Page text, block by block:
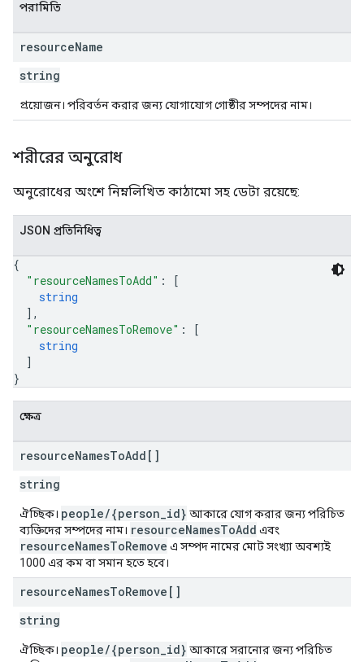
পরামিতি
resourceName
string
প্রয়োজন। পরিবর্তন করার জন্য যোগাযোগ গোষ্ঠীর সম্পদের নাম।
শরীরের অনুরোধ
অনুরোধের অংশে নিম্নলিখিত কাঠামো সহ ডেটা রয়েছে:
JSON প্রতিনিধিত্ব
{
"resourceNamesToAdd" :
[
string
] ,
"resourceNamesToRemove" :
[
string
]
}
ক্ষেত্র
resourceNamesToAdd[]
string
ঐচ্ছিক। people/{person_id} আকারে যোগ করার জন্য পরিচিত
ব্যক্তিদের সম্পদের নাম। resourceNamesToAdd এবং
resourceNamesToRemove এ সম্পদ নামের মোট সংখ্যা অবশ্যই
1000 এর কম বা সমান হতে হবে।
resourceNamesToRemove[]
string
ঐচ্ছিক। people/{person_id} আকারে সরানোর জন্য পরিচিত